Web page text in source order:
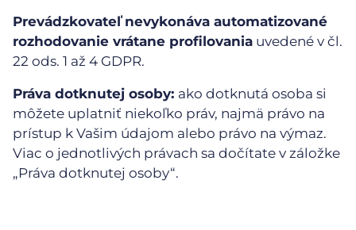
Prevádzkovateľ nevykonáva automatizované
rozhodovanie vrátane profilovania uvedené v čl.
22 ods. 1 až 4 GDPR.
Práva dotknutej osoby: ako dotknutá osoba si
môžete uplatniť niekoľko práv, najmä právo na
prístup k Vašim údajom alebo právo na výmaz.
Viac o jednotlivých právach sa dočítate v záložke
„Práva dotknutej osoby“.